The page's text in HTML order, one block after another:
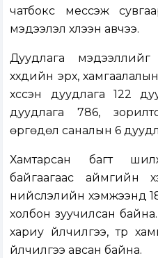
чатбокс мессэж
мэдээлэл хүлээн авчээ.
Дуудлага мэдээллийг
хүүхдийн эрх,
хүссэн дуудлага 122
дуудлага 786,
өргөдөл саналын 6
Хамтарсан багт
байгаагаас аймгийн
нийслэлийн хэмжээнд
холбон зуучилсан байна.
хариу үйлчилгээ, түр
үйлчилгээ авсан байна.